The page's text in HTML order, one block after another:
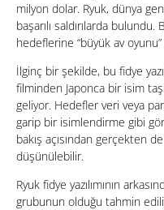
milyon dolar. Ryuk, dünya
başarılı saldırılarda
hedeflerine “büyük av oyunu”
İlginç bir şekilde, bu fidye
filminden Japonca bir isim
geliyor. Hedefler veri veya
garip bir isimlendirme gibi
bakış açısından gerçekten
düşünülebilir.
Ryuk fidye yazılımının
grubunun olduğu tahmin